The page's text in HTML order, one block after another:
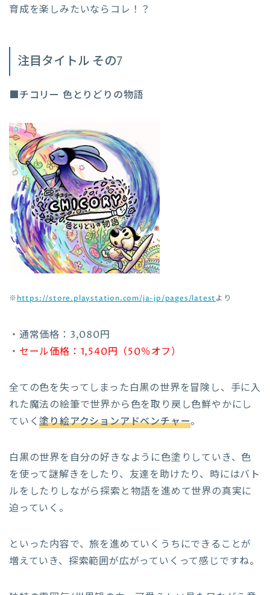
育成を楽しみたいならコレ！？
注目タイトル その7
■チコリー 色とりどりの物語
※https://store.playstation.com/ja-jp/pages/latestより
・通常価格：3,080円
・ セール価格：1,540円（50％オフ）
全ての色を失ってしまった白黒の世界を冒険し、手に入
れた魔法の絵筆で世界から色を取り戻し色鮮やかにし
ていく塗り絵アクションアドベンチャー。
白黒の世界を自分の好きなように色塗りしていき、色
を使って謎解きをしたり、友達を助けたり、時にはバト
ルをしたりしながら探索と物語を進めて世界の真実に
迫っていく。
といった内容で、旅を進めていくうちにできることが
増えていき、探索範囲が広がっていくって感じですね。